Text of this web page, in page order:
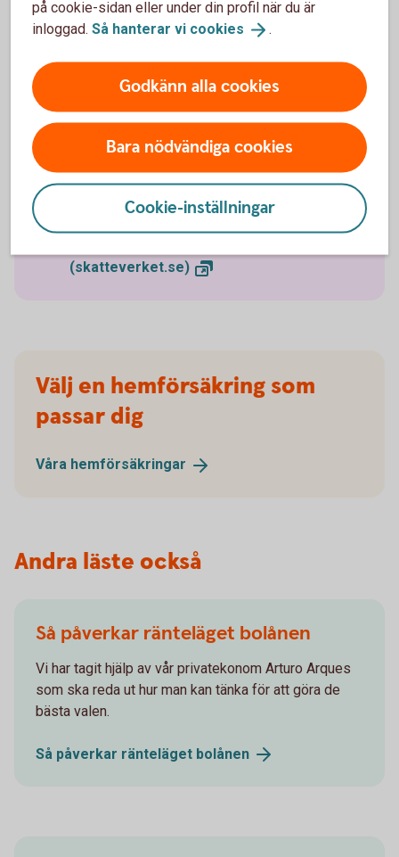
Den årliga räntekostnaden för att ha uppskov
togs bort 2021. Att skjuta upp beskattningen av
Med permanentbostad menas den bostad som
du bor och är folkbokförd i. Reglerna om
uppskov gäller inte den som säljer en
Ansökan om uppskov kan ske senast det sjätte
året efter det år man sålde sin bostad.
(skatteverket.se)
Välj en hemförsäkring som
passar dig
Våra hemförsäkringar
Andra läste också
Så påverkar ränteläget bolånen
Vi har tagit hjälp av vår privatekonom Arturo Arques
som ska reda ut hur man kan tänka för att göra de
bästa valen.
Så påverkar ränteläget bolånen
på cookie-sidan eller under din profil när du är
inloggad. Så hanterar vi cookies .
Godkänn alla cookies
Bara nödvändiga cookies
Cookie-inställningar